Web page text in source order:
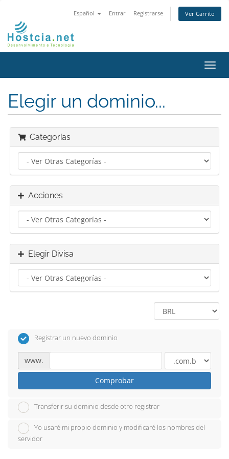
Español Entrar Registrarse Ver Carrito
Elegir un dominio...
Categorías
Acciones
Elegir Divisa
Registrar un nuevo dominio
www.
Comprobar
Transferir su dominio desde otro registrar
Yo usaré mi propio dominio y modificaré los nombres del
servidor